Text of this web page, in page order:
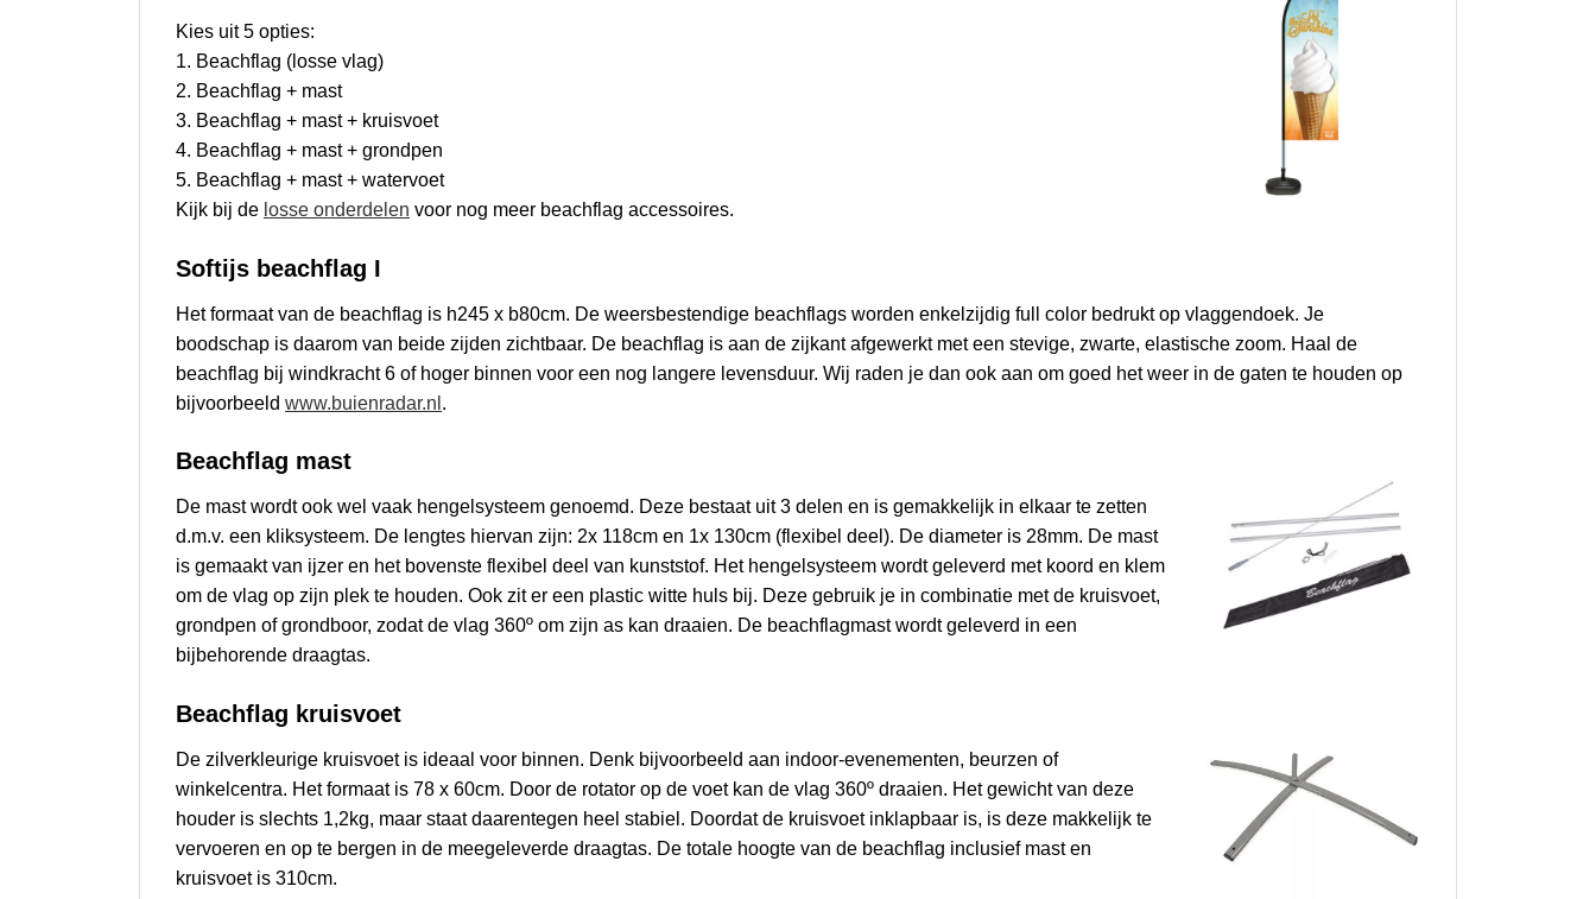
Kies uit 5 opties:
1. Beachflag (losse vlag)
2. Beachflag + mast
3. Beachflag + mast + kruisvoet
4. Beachflag + mast + grondpen
5. Beachflag + mast + watervoet
Kijk bij de losse onderdelen voor nog meer beachflag accessoires.
Softijs beachflag I
Het formaat van de beachflag is h245 x b80cm. De weersbestendige beachflags worden enkelzijdig full color bedrukt op vlaggendoek. Je
boodschap is daarom van beide zijden zichtbaar. De beachflag is aan de zijkant afgewerkt met een stevige, zwarte, elastische zoom. Haal de
beachflag bij windkracht 6 of hoger binnen voor een nog langere levensduur. Wij raden je dan ook aan om goed het weer in de gaten te houden op
bijvoorbeeld www.buienradar.nl .
Beachflag mast
De mast wordt ook wel vaak hengelsysteem genoemd. Deze bestaat uit 3 delen en is gemakkelijk in elkaar te zetten
d.m.v. een kliksysteem. De lengtes hiervan zijn: 2x 118cm en 1x 130cm (flexibel deel). De diameter is 28mm. De mast
is gemaakt van ijzer en het bovenste flexibel deel van kunststof. Het hengelsysteem wordt geleverd met koord en klem
om de vlag op zijn plek te houden. Ook zit er een plastic witte huls bij. Deze gebruik je in combinatie met de kruisvoet,
grondpen of grondboor, zodat de vlag 360º om zijn as kan draaien. De beachflagmast wordt geleverd in een
bijbehorende draagtas.
Beachflag kruisvoet
De zilverkleurige kruisvoet is ideaal voor binnen. Denk bijvoorbeeld aan indoor-evenementen, beurzen of
winkelcentra. Het formaat is 78 x 60cm. Door de rotator op de voet kan de vlag 360º draaien. Het gewicht van deze
houder is slechts 1,2kg, maar staat daarentegen heel stabiel. Doordat de kruisvoet inklapbaar is, is deze makkelijk te
vervoeren en op te bergen in de meegeleverde draagtas. De totale hoogte van de beachflag inclusief mast en
kruisvoet is 310cm.